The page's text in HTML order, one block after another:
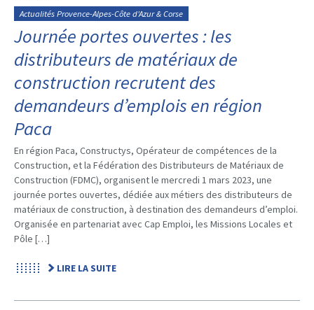
Actualités Provence-Alpes-Côte d'Azur & Corse
Journée portes ouvertes : les
distributeurs de matériaux de
construction recrutent des
demandeurs d’emplois en région
Paca
En région Paca, Constructys, Opérateur de compétences de la
Construction, et la Fédération des Distributeurs de Matériaux de
Construction (FDMC), organisent le mercredi 1 mars 2023, une
journée portes ouvertes, dédiée aux métiers des distributeurs de
matériaux de construction, à destination des demandeurs d’emploi.
Organisée en partenariat avec Cap Emploi, les Missions Locales et
Pôle […]
LIRE LA SUITE